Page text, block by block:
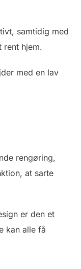
samtidig med
rent hjem.
med en lav
rengøring,
at sarte
er den et
kan alle få